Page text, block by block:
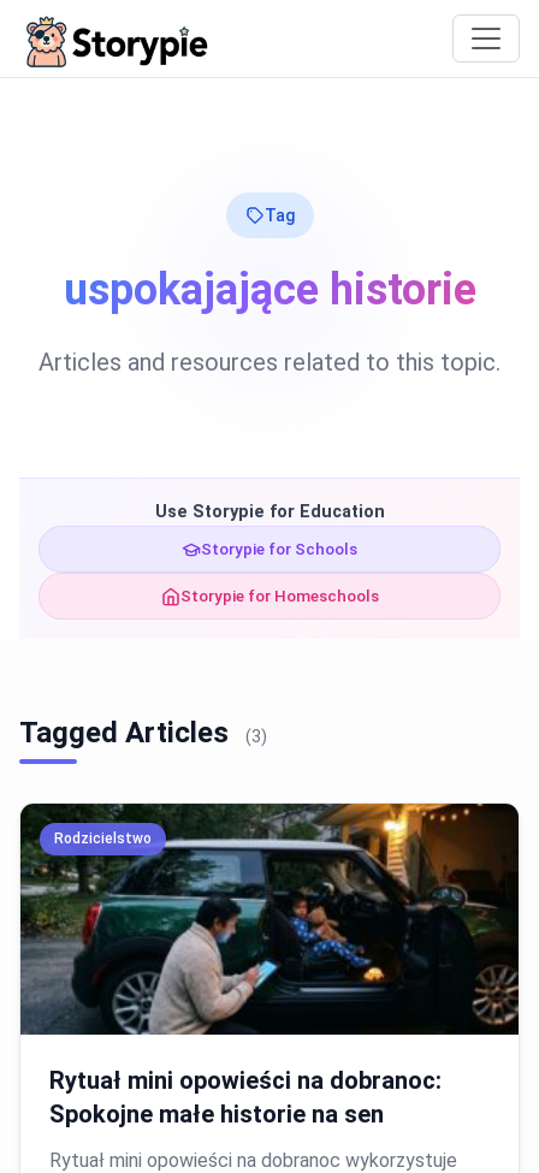
Tag
uspokajające historie
Articles and resources related to this topic.
Use Storypie for Education
Storypie for Schools
Storypie for Homeschools
Tagged Articles (3)
Rodzicielstwo
Rytuał mini opowieści na dobranoc:
Spokojne małe historie na sen
Rytuał mini opowieści na dobranoc wykorzystuje